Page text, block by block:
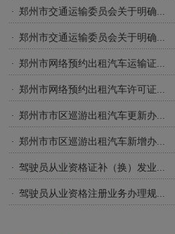
· 郑州市交通运输委员会关于明确...
· 郑州市交通运输委员会关于明确...
· 郑州市网络预约出租汽车运输证...
· 郑州市网络预约出租汽车许可证...
· 郑州市市区巡游出租汽车更新办...
· 郑州市市区巡游出租汽车新增办...
· 驾驶员从业资格证补（换）发业...
· 驾驶员从业资格注册业务办理规...